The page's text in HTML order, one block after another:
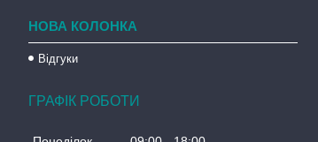
НОВА КОЛОНКА
Відгуки
ГРАФІК РОБОТИ